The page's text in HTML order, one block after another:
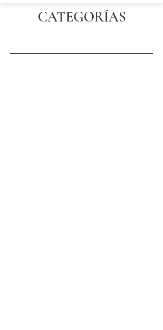
CATEGORÍAS